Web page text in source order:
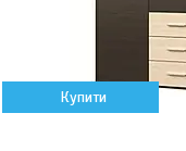
Купити